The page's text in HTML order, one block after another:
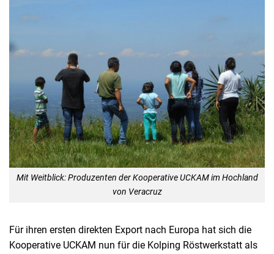
Mit Weitblick: Produzenten der Kooperative UCKAM im Hochland
von Veracruz
Für ihren ersten direkten Export nach Europa hat sich die
Kooperative UCKAM nun für die Kolping Röstwerkstatt als